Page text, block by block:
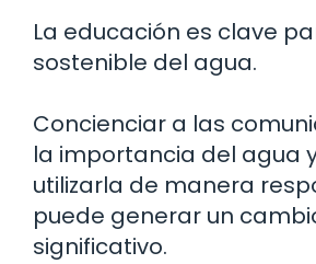
La educación es clave
sostenible del agua.
Concienciar a las
la importancia del agua
utilizarla de manera
puede generar un
significativo.